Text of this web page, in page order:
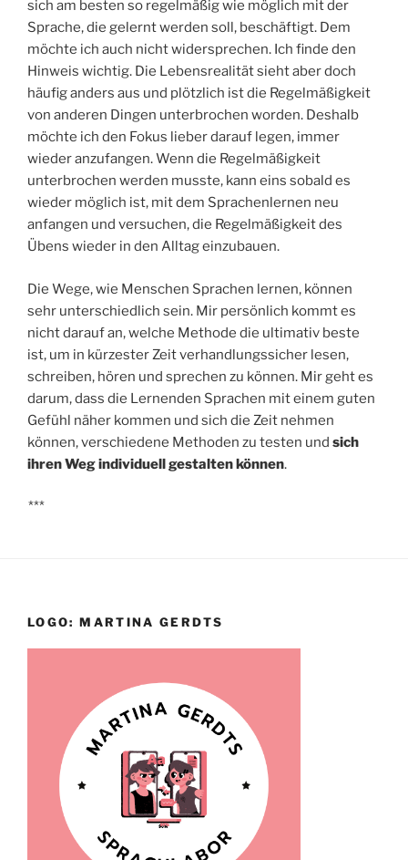
sich am besten so regelmäßig wie möglich mit der
Sprache, die gelernt werden soll, beschäftigt. Dem
möchte ich auch nicht widersprechen. Ich finde den
Hinweis wichtig. Die Lebensrealität sieht aber doch
häufig anders aus und plötzlich ist die Regelmäßigkeit
von anderen Dingen unterbrochen worden. Deshalb
möchte ich den Fokus lieber darauf legen, immer
wieder anzufangen. Wenn die Regelmäßigkeit
unterbrochen werden musste, kann eins sobald es
wieder möglich ist, mit dem Sprachenlernen neu
anfangen und versuchen, die Regelmäßigkeit des
Übens wieder in den Alltag einzubauen.
Die Wege, wie Menschen Sprachen lernen, können
sehr unterschiedlich sein. Mir persönlich kommt es
nicht darauf an, welche Methode die ultimativ beste
ist, um in kürzester Zeit verhandlungssicher lesen,
schreiben, hören und sprechen zu können. Mir geht es
darum, dass die Lernenden Sprachen mit einem guten
Gefühl näher kommen und sich die Zeit nehmen
können, verschiedene Methoden zu testen und sich
ihren Weg individuell gestalten können.
***
LOGO: MARTINA GERDTS